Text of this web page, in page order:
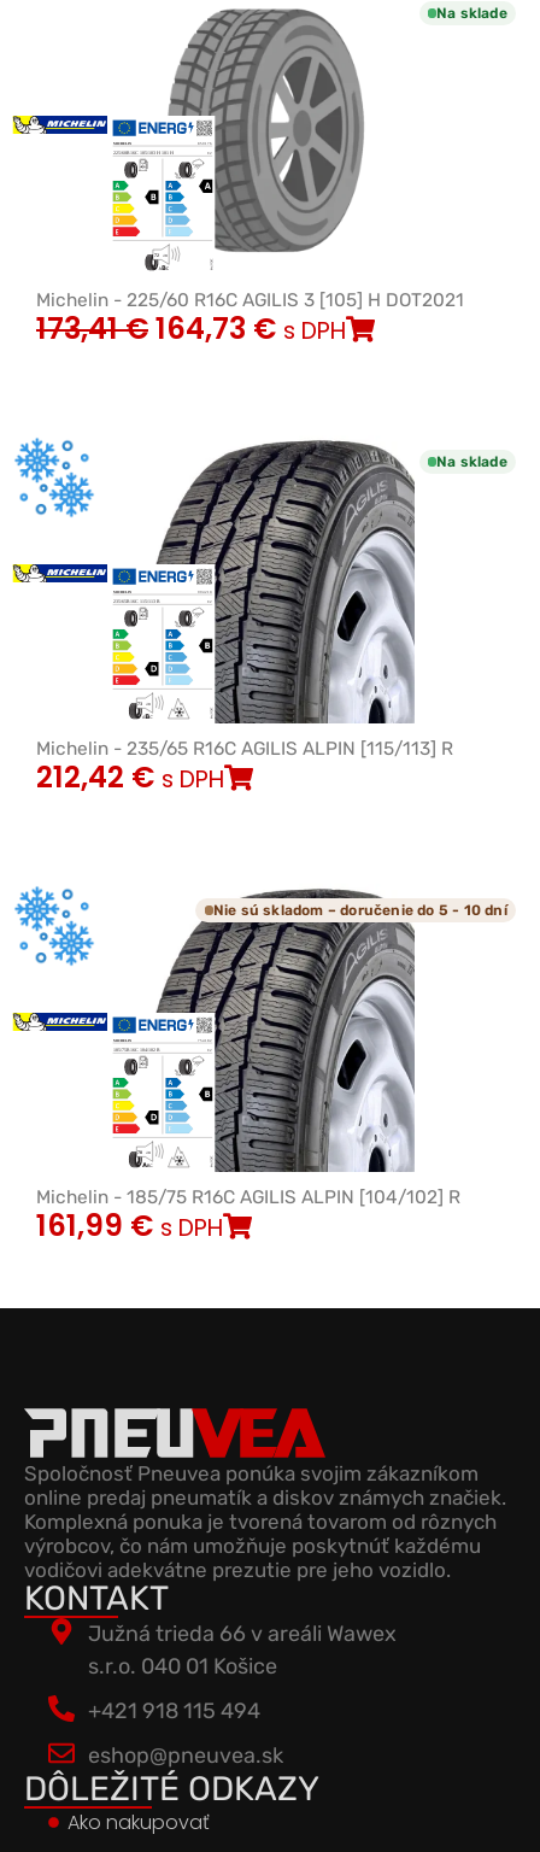
Na sklade
Michelin - 225/60 R16C AGILIS 3 [105] H DOT2021
173,41€164,73 € s DPH
Na sklade
Michelin - 235/65 R16C AGILIS ALPIN [115/113] R
212,42 € s DPH
Nie sú skladom – doručenie do 5 - 10 dní
Michelin - 185/75 R16C AGILIS ALPIN [104/102] R
161,99 € s DPH
Spoločnosť Pneuvea ponúka svojim zákazníkom
online predaj pneumatík a diskov známych značiek.
Komplexná ponuka je tvorená tovarom od rôznych
výrobcov, čo nám umožňuje poskytnúť každému
vodičovi adekvátne prezutie pre jeho vozidlo.
KONTAKT
Južná trieda 66 v areáli Wawex
s.r.o. 040 01 Košice
+421 918 115 494
eshop@pneuvea.sk
DÔLEŽITÉ ODKAZY
Ako nakupovať